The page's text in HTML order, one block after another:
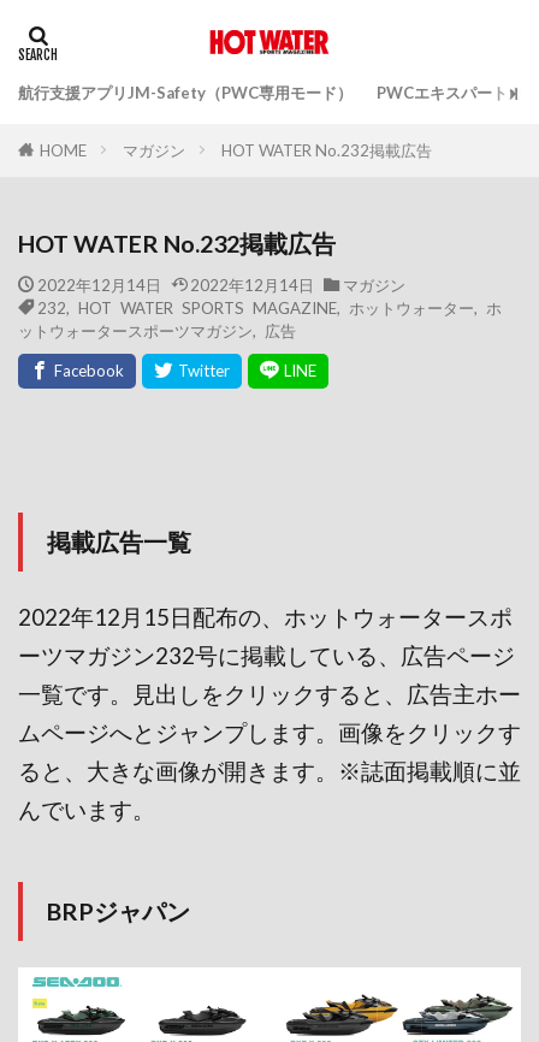
航行支援アプリJM-Safety（PWC専用モード） PWCエキスパートガ
HOME マガジン HOT WATER No.232掲載広告
HOT WATER No.232掲載広告
2022年12月14日 2022年12月14日
マガジン
232
HOT WATER SPORTS MAGAZINE, ホットウォーター
ホ
ットウォータースポーツマガジン
広告
掲載広告一覧
2022年12月15日配布の、ホットウォータースポ
ーツマガジン232号に掲載している、広告ページ
一覧です。見出しをクリックすると、広告主ホー
ムページへとジャンプします。画像をクリックす
ると、大きな画像が開きます。※誌面掲載順に並
んでいます。
BRPジャパン